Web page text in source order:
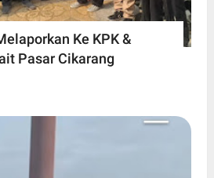
Ke KPK &
Pasar Cikarang